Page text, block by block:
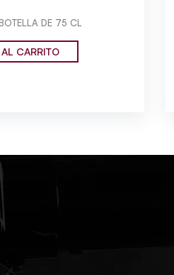
DE 75 CL
CARRITO